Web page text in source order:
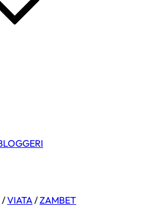
/VIATA/ZAMBET